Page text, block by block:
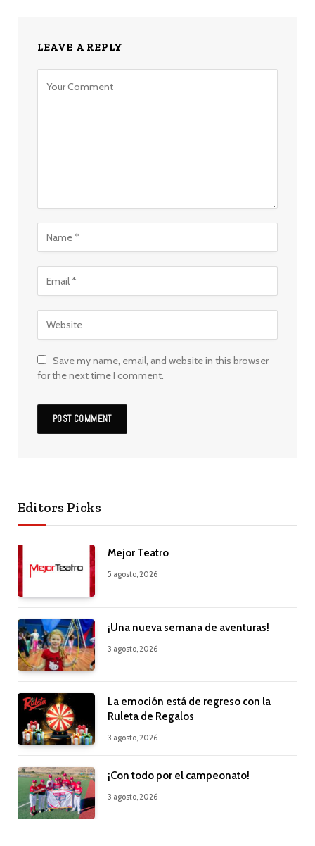
LEAVE A REPLY
Save my name, email, and website in this browser
for the next time I comment.
Editors Picks
Mejor Teatro
5 agosto, 2026
¡Una nueva semana de aventuras!
3 agosto, 2026
La emoción está de regreso con la
Ruleta de Regalos
3 agosto, 2026
¡Con todo por el campeonato!
3 agosto, 2026